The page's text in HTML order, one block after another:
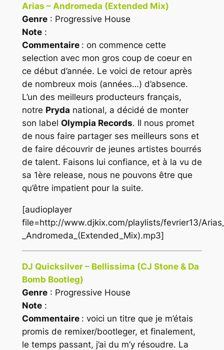
Arias – Andromeda (Extended Mix)
Genre: Progressive House
Note:
Commentaire : on commence cette
selection avec mon gros coup de coeur en
ce début d’année. Le voici de retour après
de nombreux mois (années…) d’absence.
L’un des meilleurs producteurs français,
notre Pryda national, a décidé de monter
son label Olympia Records. Il nous promet
de nous faire partager ses meilleurs sons et
de faire découvrir de jeunes artistes bourrés
de talent. Faisons lui confiance, et à la vu de
sa 1ère release, nous ne pouvons être que
qu’être impatient pour la suite.
[audioplayer
file=http://www.djkix.com/playlists/fevrier13/
_Andromeda_(Extended_Mix).mp3]
DJ Quicksilver – Bellissima (CJ Stone & Da
Bomb Bootleg)
Genre: Progressive House
Note:
Commentaire : voici un titre que je m’étais
promis de remixer/bootleger, et finalement,
le temps passant, j’ai du m’y résoudre. La